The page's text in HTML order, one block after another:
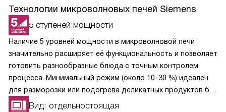
Технологии микроволновых печей Siemens
5 ступеней мощности
Наличие 5 уровней мощности в микроволновой печи
значительно расширяет её функциональность и позволяет
готовить разнообразные блюда с точным контролем
процесса. Минимальный режим (около 10–30 %) идеален
для разморозки или подогрева деликатных продуктов без
пересушивания. Средние уровни (40–70 %) подходят для
Вид: отдельностоящая